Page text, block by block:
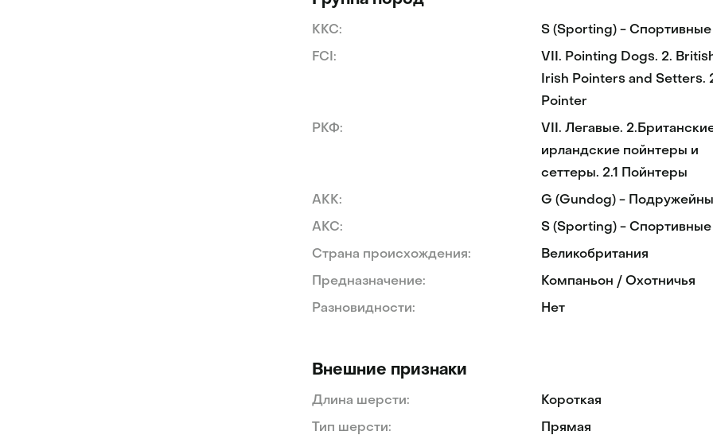
KKC: S (Sporting) - Спортивные
FCI:
VII. Pointing Dogs. 2.
Irish Pointers and Setters.
Pointer
РКФ:
VII. Легавые.
ирландские пойнтеры и
сеттеры. 2.1 Пойнтеры
AKK: G (Gundog) -
AKC: S (Sporting) - Спортивные
Страна происхождения: Великобритания
Предназначение: Компаньон / Охотничья
Разновидности: Нет
Внешние признаки
Длина шерсти: Короткая
Тип шерсти: Прямая